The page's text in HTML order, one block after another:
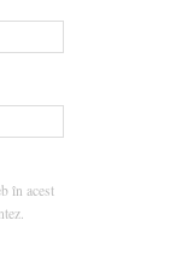
în acest